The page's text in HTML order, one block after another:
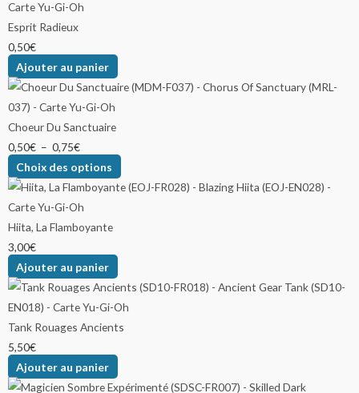
Esprit Radieux
0,50€
Ajouter au panier
Choeur Du Sanctuaire
0,50€ – 0,75€
Choix des options
Hiita, La Flamboyante
3,00€
Ajouter au panier
Tank Rouages Ancients
5,50€
Ajouter au panier